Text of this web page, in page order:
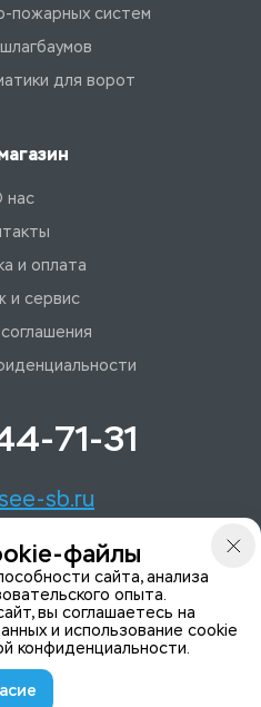
пожарных систем
для ворот
нас
и оплата
и сервис
71-31
sb.ru
кт, д. 70, корп. 1
системы безопасности
файлы
сайта, анализа
опыта.
вы соглашаетесь на
и использование cookie
конфиденциальности.